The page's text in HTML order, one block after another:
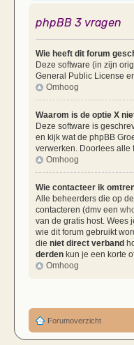
phpBB 3 vragen
Wie heeft dit forum
Deze software (in zijn
General Public License
Omhoog
Waarom is de optie X
Deze software is
en kijk wat de phpBB
verwerken. Doorlees alle
Omhoog
Wie contacteer ik
Alle beheerders die op
contacteren (dmv een
van de gratis host. Wees
wie dit forum gebruikt
die niet direct verband
derden kun je een korte
Omhoog
Forumoverzicht